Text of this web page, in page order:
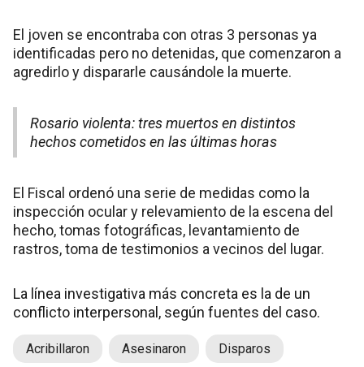
El joven se encontraba con otras 3 personas ya
identificadas pero no detenidas, que comenzaron a
agredirlo y dispararle causándole la muerte.
Rosario violenta: tres muertos en distintos
hechos cometidos en las últimas horas
El Fiscal ordenó una serie de medidas como la
inspección ocular y relevamiento de la escena del
hecho, tomas fotográficas, levantamiento de
rastros, toma de testimonios a vecinos del lugar.
La línea investigativa más concreta es la de un
conflicto interpersonal, según fuentes del caso.
Acribillaron Asesinaron Disparos